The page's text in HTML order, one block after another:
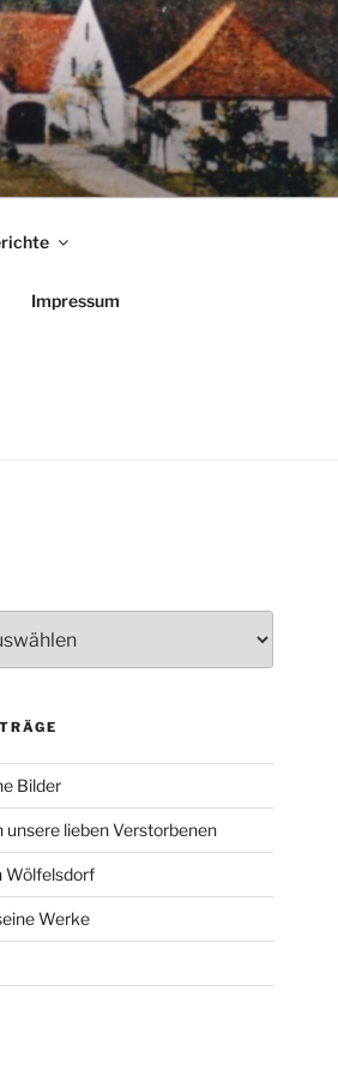
Impressum
Bilder
unsere lieben Verstorbenen
Wölfelsdorf
Werke